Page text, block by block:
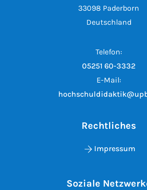
33098 Paderborn
Deutschland
Telefon:
05251 60-3332
E-Mail:
Rechtliches
Impressum
Soziale